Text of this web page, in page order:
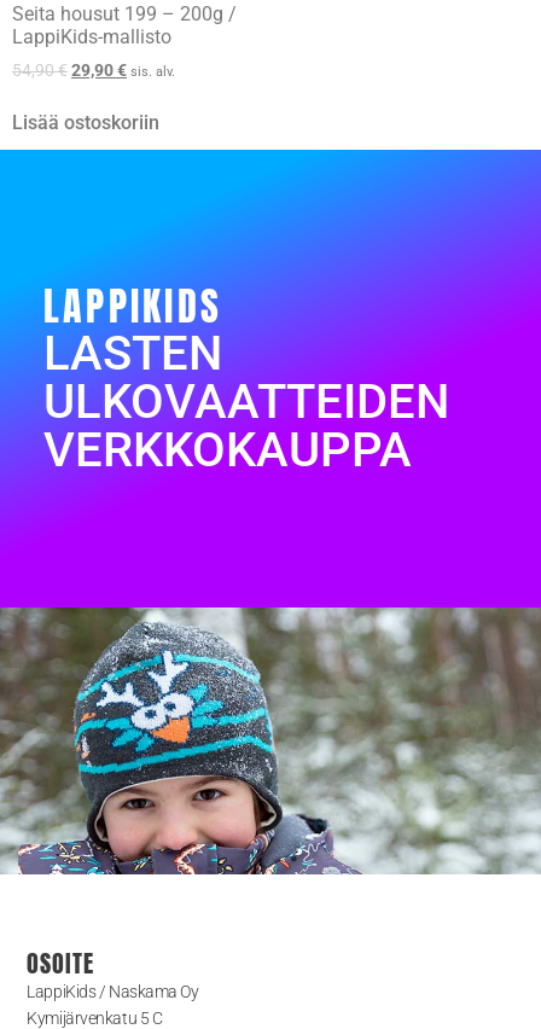
Seita housut 199 – 200g /
LappiKids-mallisto
54,90€29,90€ sis. alv.
Lisää ostoskoriin
LAPPIKIDS
LASTEN
ULKOVAATTEIDEN
VERKKOKAUPPA
OSOITE
LappiKids / Naskama Oy
Kymijärvenkatu 5 C